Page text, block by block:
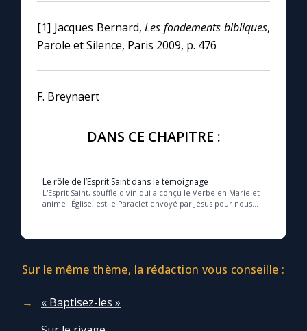
[1] Jacques Bernard,Les fondements bibliques,
Parole et Silence, Paris 2009, p. 476
F. Breynaert
DANS CE CHAPITRE :
Le rôle de l’Esprit Saint dans le témoignage
L'Esprit Saint, souffle divin qui a conçu le Verbe en Marie et
anime l'Église, est le Paraclet envoyé par Jésus pour nous
Sur le même thème, la rédaction vous conseille :
« Baptisez-les »